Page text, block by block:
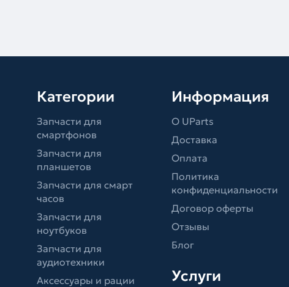
Категории
Запчасти для
смартфонов
Запчасти для
планшетов
Запчасти для смарт
часов
Запчасти для
ноутбуков
Запчасти для
аудиотехники
Аксессуары и рации
Информация
О UParts
Доставка
Оплата
Политика
конфиденциальности
Договор оферты
Отзывы
Блог
Услуги